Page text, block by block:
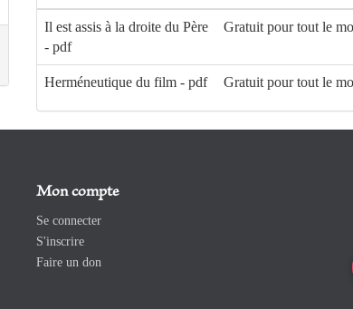
Il est assis à la droite du Père
- pdf
Gratuit pour tout le
Herméneutique du film - pdf Gratuit pour tout le
Mon compte
Se connecter
S'inscrire
Faire un don